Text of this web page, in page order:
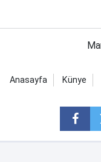
Anasayfa Künye